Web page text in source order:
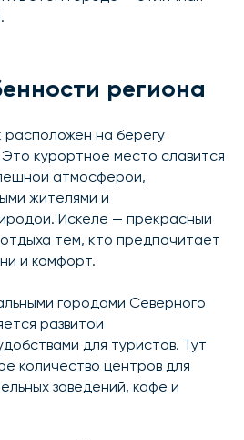
региона
на берегу
курортное место славится
атмосферой,
жителями и
Искеле — прекрасный
тем, кто предпочитает
и комфорт.
городами Северного
развитой
для туристов. Тут
количество центров для
заведений, кафе и